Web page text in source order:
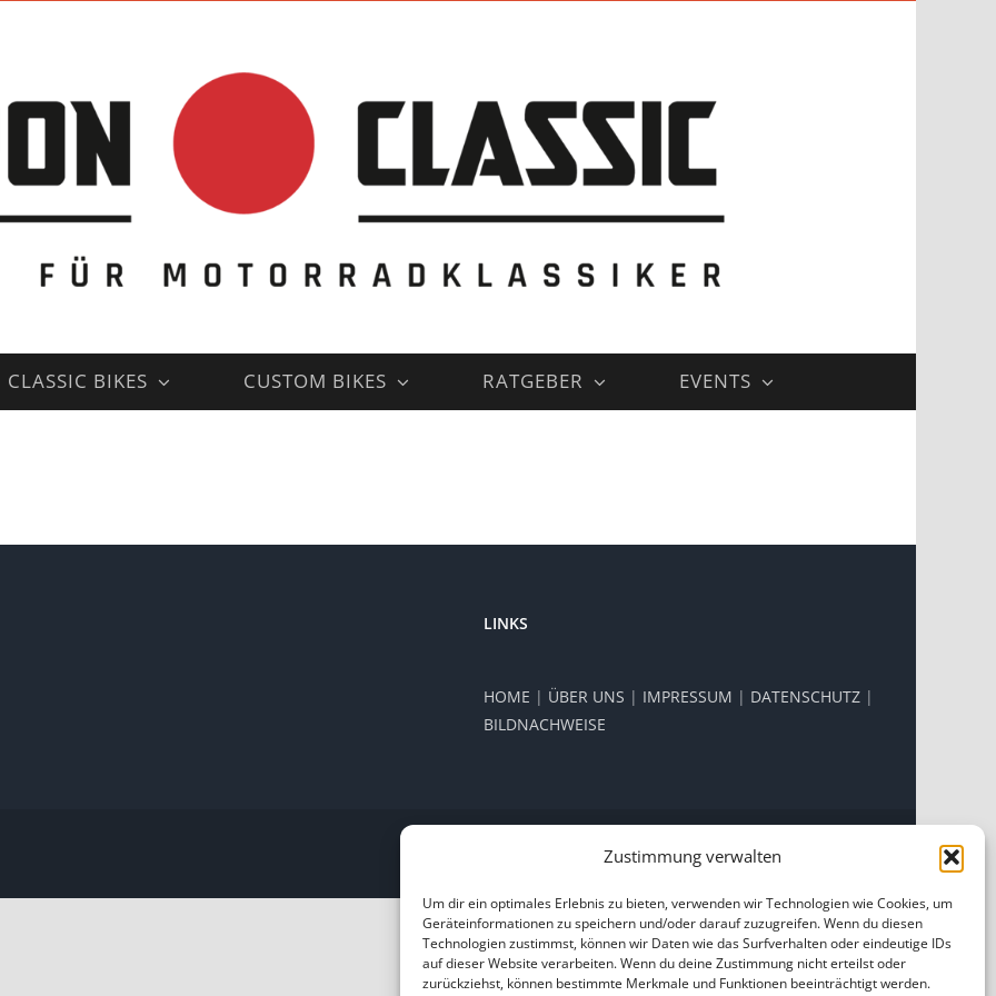
Zustimmung verwalten
Um dir ein optimales Erlebnis zu bieten, verwenden wir Technologien wie Cookies, um
Geräteinformationen zu speichern und/oder darauf zuzugreifen. Wenn du diesen
Technologien zustimmst, können wir Daten wie das Surfverhalten oder eindeutige IDs
auf dieser Website verarbeiten. Wenn du deine Zustimmung nicht erteilst oder
zurückziehst, können bestimmte Merkmale und Funktionen beeinträchtigt werden.
CLASSIC BIKES CUSTOM BIKES RATGEBER EVENTS
LINKS
HOME | ÜBER UNS | IMPRESSUM | DATENSCHUTZ |
BILDNACHWEISE
Instagram